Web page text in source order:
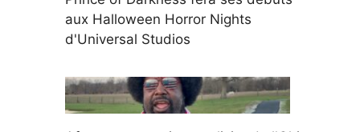
aux Halloween Horror Nights
d'Universal Studios